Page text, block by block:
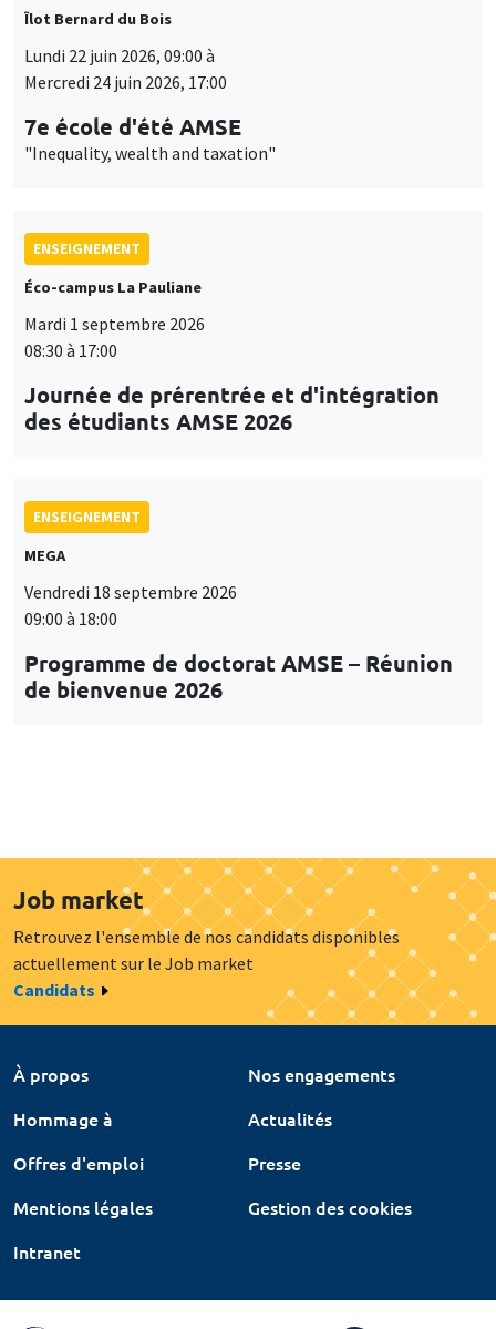
Îlot Bernard du Bois
Lundi 22 juin 2026, 09:00 à
Mercredi 24 juin 2026, 17:00
7e école d'été AMSE
"Inequality, wealth and taxation"
ENSEIGNEMENT
Éco-campus La Pauliane
Mardi 1 septembre 2026
08:30 à 17:00
Journée de prérentrée et d'intégration
des étudiants AMSE 2026
ENSEIGNEMENT
MEGA
Vendredi 18 septembre 2026
09:00 à 18:00
Programme de doctorat AMSE – Réunion
de bienvenue 2026
Job market
Retrouvez l'ensemble de nos candidats disponibles
actuellement sur le Job market
Candidats
À propos
Nos engagements
Hommage à
Actualités
Offres d'emploi
Presse
Mentions légales
Gestion des cookies
Intranet